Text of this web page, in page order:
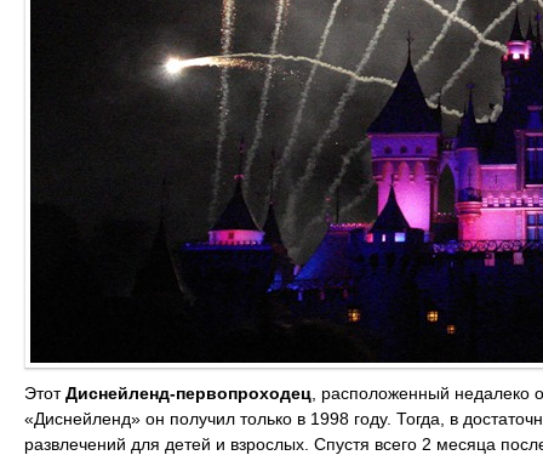
ЭтотДиснейленд-первопроходец , расположенный недалеко
«Диснейленд» он получил только в 1998 году. Тогда, в
развлечений для детей и взрослых. Спустя всего 2 месяца